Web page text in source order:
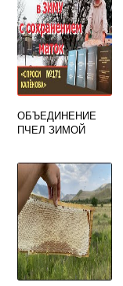
ОБЪЕДИНЕНИЕ
ПЧЕЛ ЗИМОЙ